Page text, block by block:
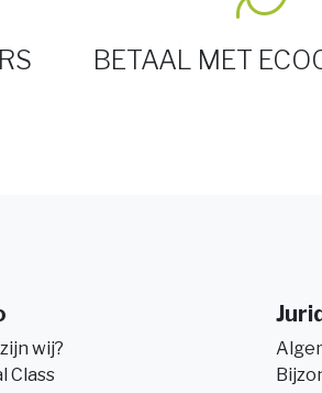
BETAAL MET
wij?
Class